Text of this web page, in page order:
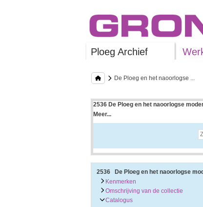
Ploeg Archief
De Ploeg en het naoorlogse ...
2536 De Ploeg en het naoorlogse
Meer...
Uitleg bij archieftoegang
Een archieftoegang geeft uitgebreide
• Kenmerken van het archief
• Inleiding op het archief
• Inventaris of plaatsingslijst
• Eventueel bijlagen
De kenmerken van het archief zijn o.m.
De inleiding op het archief bevat
2536 De Ploeg en het naoorlogse
Kenmerken
Omschrijving van de collectie
Catalogus